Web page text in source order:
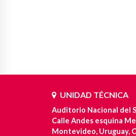
UNIDAD TÉCNICA
Auditorio Nacional del
Calle Andes esquina
Montevideo, Uruguay,